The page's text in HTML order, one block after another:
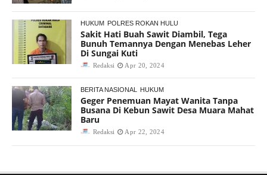
HUKUM POLRES ROKAN HULU
Sakit Hati Buah Sawit Diambil, Tega
Bunuh Temannya Dengan Menebas Leher
Di Sungai Kuti
Redaksi Apr 20, 2024
BERITA NASIONAL HUKUM
Geger Penemuan Mayat Wanita Tanpa
Busana Di Kebun Sawit Desa Muara Mahat
Baru
Redaksi Apr 22, 2024